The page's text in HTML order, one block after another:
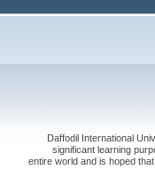
Daffodil International
significant learning
entire world and is hoped